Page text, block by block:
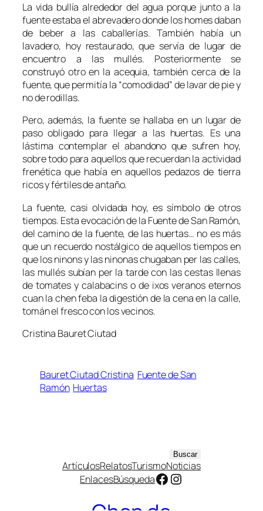
La vida bullía alrededor del agua porque junto a la
fuente estaba el abrevadero donde loshomesdaban
de beber a las caballerías. También había un
lavadero, hoy restaurado, que servía de lugar de
encuentro a las mullés. Posteriormente se
construyó otro en la acequia, también cerca de la
fuente, que permitía la “comodidad” de lavar de pie y
no de rodillas.
Pero, además, la fuente se hallaba en un lugar de
paso obligado para llegar a las huertas. Es una
lástima contemplar el abandono que sufren hoy,
sobre todo para aquellos que recuerdan la actividad
frenética que había en aquellos pedazos de tierra
ricos y fértiles de antaño.
La fuente, casi olvidada hoy, es símbolo de otros
tiempos. Esta evocación de la Fuente de San Ramón,
del camino de la fuente, de las huertas… no es más
que un recuerdo nostálgico de aquellos tiempos en
que losninons y las ninonas chugaban per las calles,
las mullés subían per la tardecon las cestas llenas
de tomates y calabacins o de ixos veranos eternos
cuan la chen feba la digestión de la cena en la calle,
tomán el fresco con los vecinos.
Cristina Bauret Ciutad
Bauret Ciutad Cristina Fuente de San
Ramón Huertas
Buscar
ArtículosRelatosTurismoNoticias
EnlacesBúsquedaFacebook Instagram